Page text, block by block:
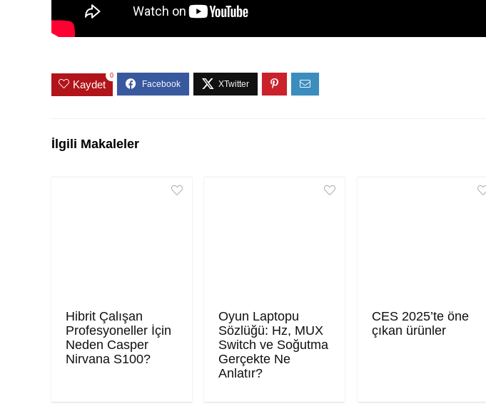
Kaydet
0
İlgili Makaleler
Hibrit Çalışan
Profesyoneller İçin
Neden Casper
Nirvana S100?
Oyun Laptopu
Sözlüğü: Hz, MUX
Switch ve Soğutma
Gerçekte Ne
Anlatır?
CES 2025’te öne
çıkan ürünler